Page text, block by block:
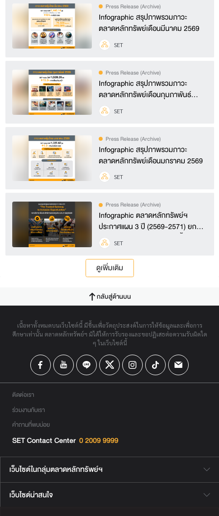
Press Release (Archive)
Infographic สรุปภาพรวมภาวะ
ตลาดหลักทรัพย์เดือนมีนาคม 2569
SET
Press Release (Archive)
Infographic สรุปภาพรวมภาวะ
ตลาดหลักทรัพย์เดือนกุมภาพันธ์
2569
SET
Press Release (Archive)
Infographic สรุปภาพรวมภาวะ
ตลาดหลักทรัพย์เดือนมกราคม 2569
SET
Press Release (Archive)
Infographic ตลาดหลักทรัพย์ฯ
ประกาศแผน 3 ปี (2569-2571) ยก
ระดับตลาดทุนไทยทุกมิติ เร่งฟื้นความ
เชื่อมั่น เพิ่มโอกาสลงทุนด้วยสินค้าใหม่
ดึงดูดกระแสทุนต่างประเทศ
SET
ดูเพิ่มเติม
กลับสู่ด้านบน
เนื้อหาทั้งหมดบนเว็บไซต์นี้ มีขึ้นเพื่อวัตถุประสงค์ในการให้ข้อมูลและเพื่อการ
ศึกษาเท่านั้น ตลาดหลักทรัพย์ฯ มิได้ให้การรับรองและขอปฏิเสธต่อความรับผิดใด
ๆ ในเว็บไซต์นี้
ติดต่อเรา
ร่วมงานกับเรา
คำถามที่พบบ่อย
SET Contact Center 0 2009 9999
เว็บไซต์ในกลุ่มตลาดหลักทรัพย์ฯ
เว็บไซต์น่าสนใจ